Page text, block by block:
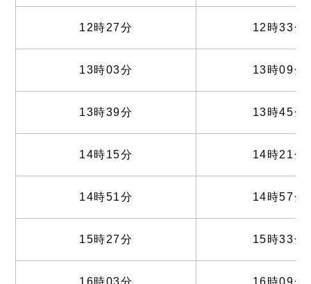
12時27分 12時33分
13時03分 13時09分
13時39分 13時45分
14時15分 14時21分
14時51分 14時57分
15時27分 15時33分
16時03分 16時09分